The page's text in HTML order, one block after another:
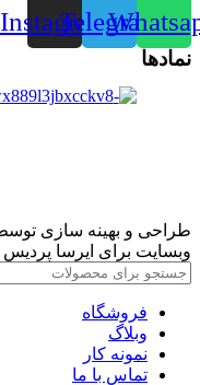
Telegram
Instagram
نمادها
طراحی و بهینه سازی
وبسایت برای ایرسا
فروشگاه
وبلاگ
نمونه کار
تماس با ما